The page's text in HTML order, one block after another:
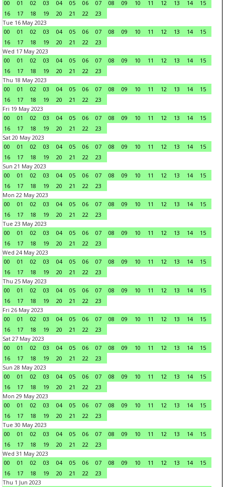
00 01 02 03 04 05 06 07 08 09 10 11 12 13 14
15
16
17 18 19 20 21 22
23
Tue 16 May 2023
00
01 02 03 04 05 06 07 08 09 10 11 12 13 14
15
16
17 18 19 20 21 22
23
Wed 17 May 2023
00
01 02 03 04 05 06 07 08 09 10 11 12 13 14
15
16
17 18 19 20 21 22
23
Thu 18 May 2023
00
01 02 03 04 05 06 07 08 09 10 11 12 13 14
15
16
17 18 19 20 21 22
23
Fri 19 May 2023
00
01 02 03 04 05 06 07 08 09 10 11 12 13 14
15
16
17 18 19 20 21 22
23
Sat 20 May 2023
00
01 02 03 04 05 06 07 08 09 10 11 12 13 14
15
16
17 18 19 20 21 22
23
Sun 21 May 2023
00
01 02 03 04 05 06 07 08 09 10 11 12 13 14
15
16
17 18 19 20 21 22
23
Mon 22 May 2023
00
01 02 03 04 05 06 07 08 09 10 11 12 13 14
15
16
17 18 19 20 21 22
23
Tue 23 May 2023
00
01 02 03 04 05 06 07 08 09 10 11 12 13 14
15
16
17 18 19 20 21 22
23
Wed 24 May 2023
00
01 02 03 04 05 06 07 08 09 10 11 12 13 14
15
16
17 18 19 20 21 22
23
Thu 25 May 2023
00
01 02 03 04 05 06 07 08 09 10 11 12 13 14
15
16
17 18 19 20 21 22
23
Fri 26 May 2023
00
01 02 03 04 05 06 07 08 09 10 11 12 13 14
15
16
17 18 19 20 21 22
23
Sat 27 May 2023
00
01 02 03 04 05 06 07 08 09 10 11 12 13 14
15
16
17 18 19 20 21 22
23
Sun 28 May 2023
00
01 02 03 04 05 06 07 08 09 10 11 12 13 14
15
16
17 18 19 20 21 22
23
Mon 29 May 2023
00
01 02 03 04 05 06 07 08 09 10 11 12 13 14
15
16
17 18 19 20 21 22
23
Tue 30 May 2023
00
01 02 03 04 05 06 07 08 09 10 11 12 13 14
15
16
17 18 19 20 21 22
23
Wed 31 May 2023
00
01 02 03 04 05 06 07 08 09 10 11 12 13 14
15
16
17 18 19 20 21 22
23
Thu 1 Jun 2023